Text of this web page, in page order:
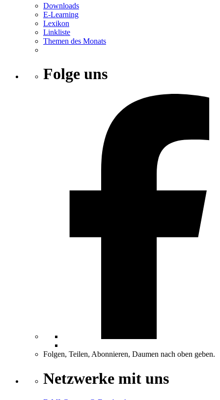
Downloads
E-Learning
Lexikon
Linkliste
Themen des Monats
Folge uns
Folgen, Teilen, Abonnieren, Daumen nach oben geben.
Netzwerke mit uns